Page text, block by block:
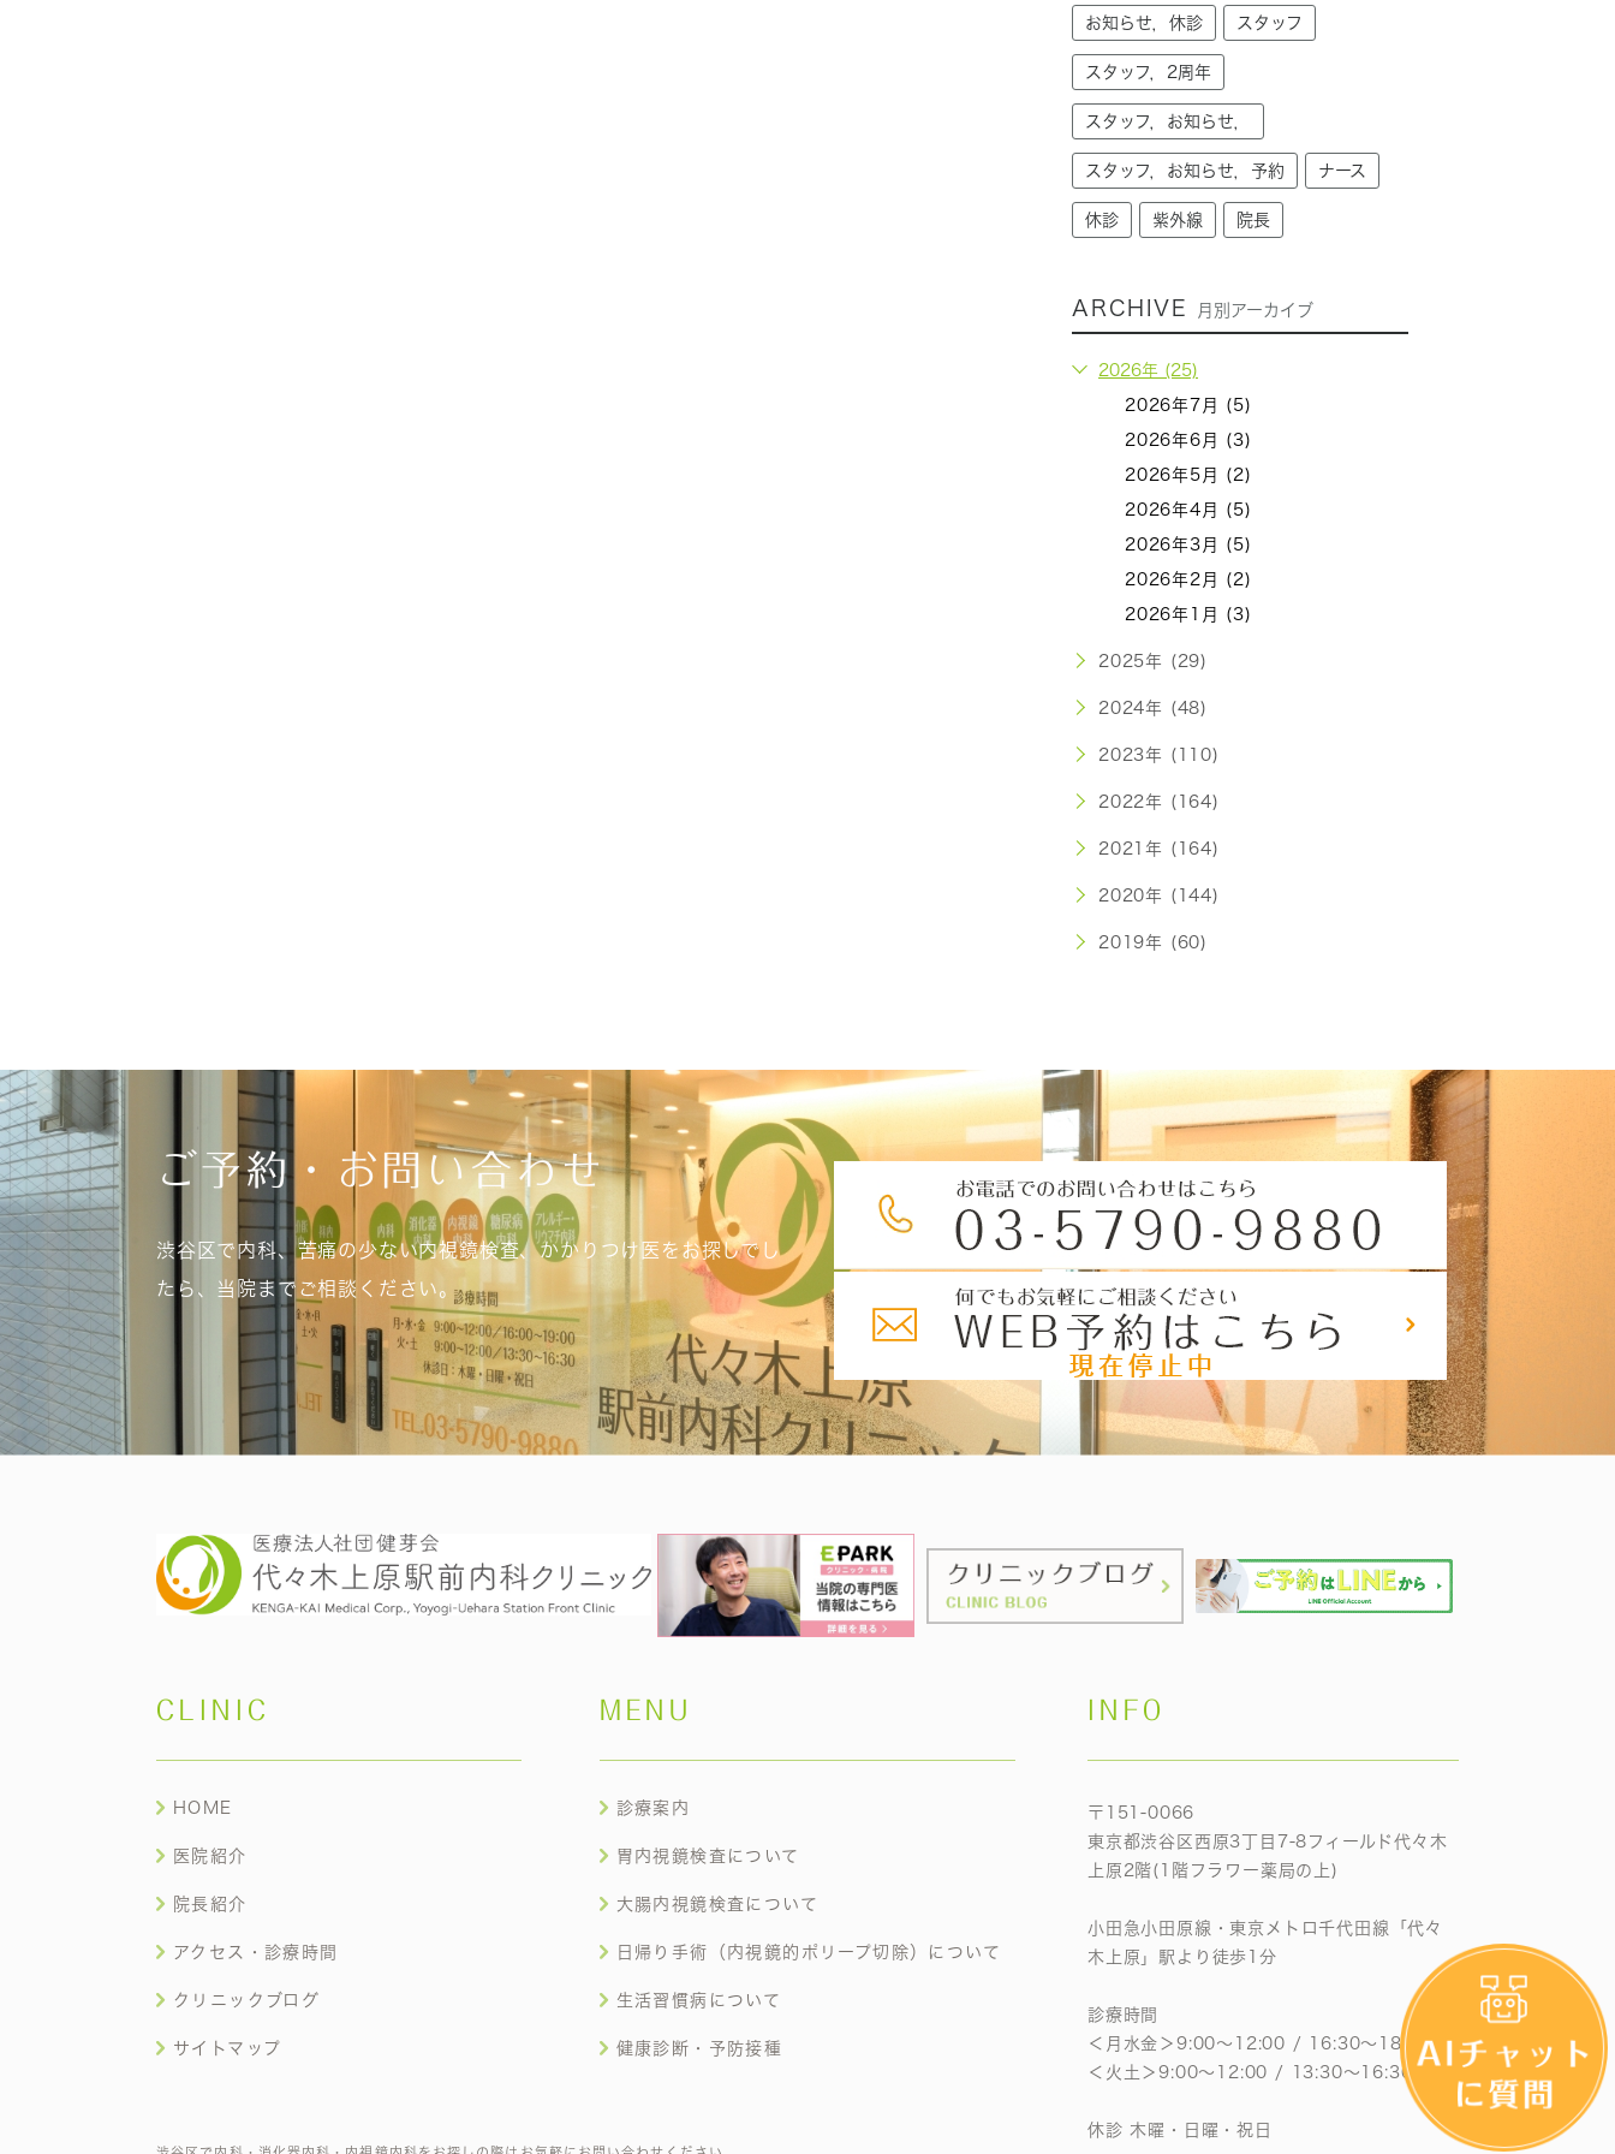
お知らせ，休診 スタッフ
スタッフ，2周年
スタッフ，お知らせ，
スタッフ，お知らせ，予約 ナース
休診 紫外線 院長
ARCHIVE 月別アーカイブ
2026年 (25)
2026年7月 (5)
2026年6月 (3)
2026年5月 (2)
2026年4月 (5)
2026年3月 (5)
2026年2月 (2)
2026年1月 (3)
2025年 (29)
2024年 (48)
2023年 (110)
2022年 (164)
2021年 (164)
2020年 (144)
2019年 (60)
ご予約・お問い合わせ
渋谷区で内科、苦痛の少ない内視鏡検査、かかりつけ医をお探しでし
たら、当院までご相談ください。
CLINIC
HOME
医院紹介
院長紹介
アクセス・診療時間
クリニックブログ
サイトマップ
MENU
診療案内
胃内視鏡検査について
大腸内視鏡検査について
日帰り手術（内視鏡的ポリープ切除）について
生活習慣病について
健康診断・予防接種
INFO
〒151-0066
東京都渋谷区西原3丁目7-8フィールド代々木
上原2階(1階フラワー薬局の上)
小田急小田原線・東京メトロ千代田線「代々
木上原」駅より徒歩1分
診療時間
＜月水金＞9:00〜12:00 / 16:30〜18:30
＜火土＞9:00〜12:00 / 13:30〜16:30
休診 木曜・日曜・祝日